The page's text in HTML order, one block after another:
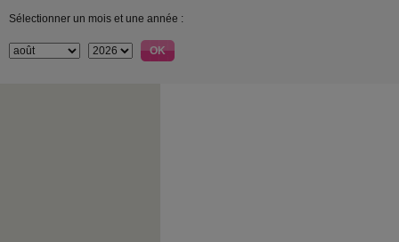
Sélectionner un mois et une année :